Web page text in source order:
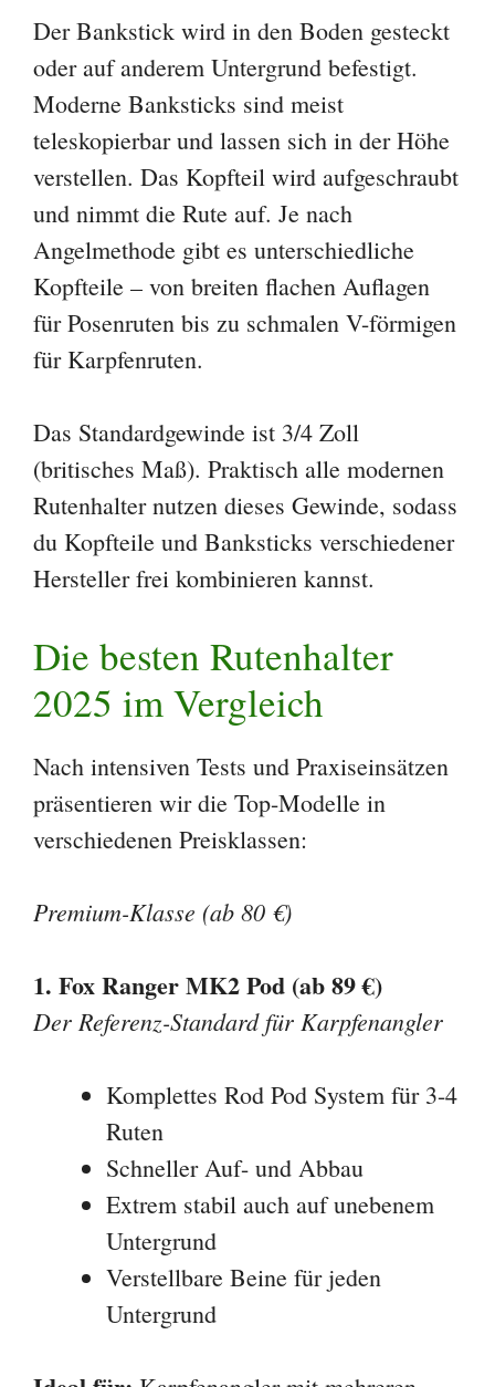
Der Bankstick wird in den Boden gesteckt
oder auf anderem Untergrund befestigt.
Moderne Banksticks sind meist
teleskopierbar und lassen sich in der Höhe
verstellen. Das Kopfteil wird aufgeschraubt
und nimmt die Rute auf. Je nach
Angelmethode gibt es unterschiedliche
Kopfteile – von breiten flachen Auflagen
für Posenruten bis zu schmalen V-förmigen
für Karpfenruten.
Das Standardgewinde ist 3/4 Zoll
(britisches Maß). Praktisch alle modernen
Rutenhalter nutzen dieses Gewinde, sodass
du Kopfteile und Banksticks verschiedener
Hersteller frei kombinieren kannst.
Die besten Rutenhalter
2025 im Vergleich
Nach intensiven Tests und Praxiseinsätzen
präsentieren wir die Top-Modelle in
verschiedenen Preisklassen:
Premium-Klasse (ab 80 €)
1. Fox Ranger MK2 Pod (ab 89 €)
Der Referenz-Standard für Karpfenangler
Komplettes Rod Pod System für 3-4
Ruten
Schneller Auf- und Abbau
Extrem stabil auch auf unebenem
Untergrund
Verstellbare Beine für jeden
Untergrund